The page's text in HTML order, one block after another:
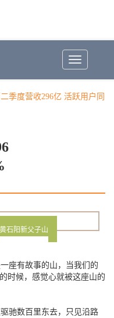
Toggle
navigation
季度营收296亿 活跃用户同
黄石阳新父子山
座有故事的山，当我们的
时候，感觉心就被这座山的
驰数百里东去，只见沿路